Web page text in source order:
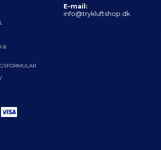
&
E-mail:
info@trykluftshop.dk